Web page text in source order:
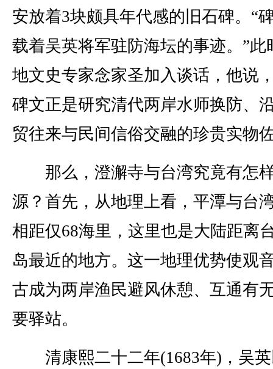
安放着3块颇具年代感的旧石碑。“
载着吴英将军驻防海坛的事迹。”此
地文史专家念家圣加入谈话，他说
碑文正是研究清代两岸水师换防、
贸往来与民间信俗交融的珍贵实物
那么，澄澥寺与台湾究竟有怎
源？首先，从地理上看，平潭与台
相距仅68海里，这里也是大陆距离
岛最近的地方。这一地理优势使观
古成为两岸渔民避风休憩、互通有
要驿站。
清康熙二十二年(1683年)，吴英